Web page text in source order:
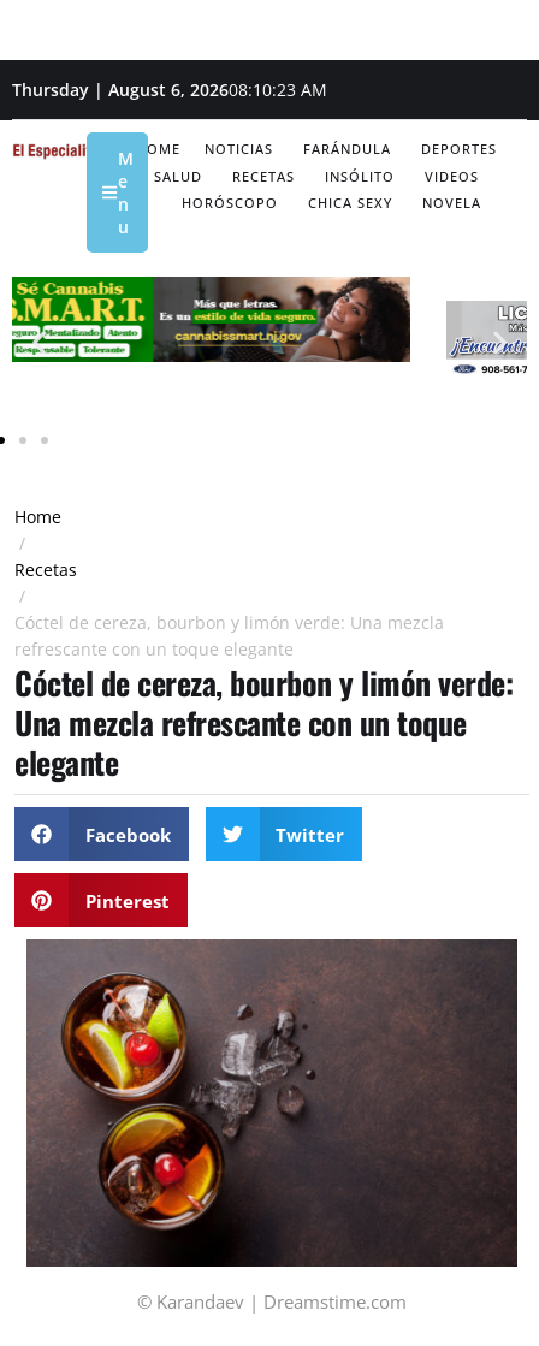
Thursday | August 6, 202608:10:24 AM
HOME NOTICIAS FARÁNDULA
DEPORTES
SALUD
RECETAS INSÓLITO
VIDEOS
HORÓSCOPO
CHICA SEXY NOVELA
M
e
n
u
Home
/
Recetas
/
Cóctel de cereza, bourbon y limón verde: Una mezcla
refrescante con un toque elegante
Cóctel de cereza, bourbon y limón verde:
Una mezcla refrescante con un toque
elegante
Facebook Twitter
Pinterest
© Karandaev | Dreamstime.com